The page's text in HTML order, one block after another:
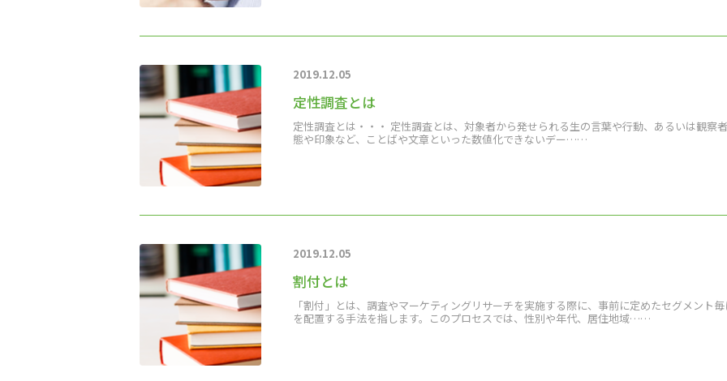
2019.12.05
定性調査とは
定性調査とは・・・ 定性調査とは、対象者から発せられる生の言葉や行動、あるいは観察
態や印象など、ことばや文章といった数値化できないデー……
2019.12.05
割付とは
「割付」とは、調査やマーケティングリサーチを実施する際に、事前に定めたセグメント
を配置する手法を指します。このプロセスでは、性別や年代、居住地域……